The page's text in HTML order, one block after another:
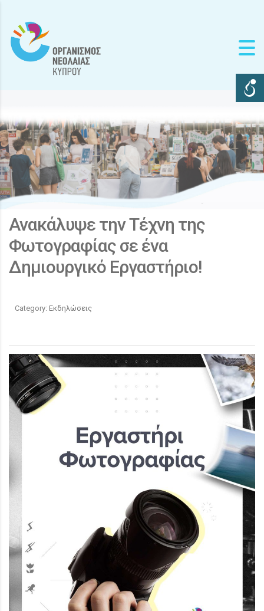
Ανακάλυψε την Τέχνη της
Φωτογραφίας σε ένα
Δημιουργικό Εργαστήριο!
Category: Εκδηλώσεις